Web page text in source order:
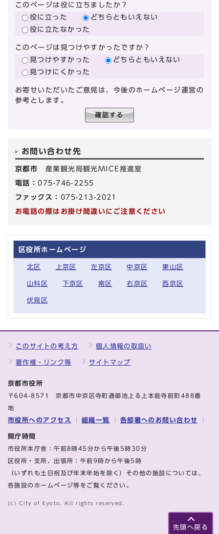
このページは役に立ちましたか？
役に立った
どちらともいえない
役に立たなかった
このページは見つけやすかったですか？
見つけやすかった
どちらともいえない
見つけにくかった
お寄せいただいたご意見は、今後のホームページ運営の
参考とします。
お問い合わせ先
京都市 産業観光局観光MICE推進室
電話：075-746-2255
ファックス： 075-213-2021
お電話の際はお掛け間違いにご注意ください
区役所ホームページ
北区 上京区 左京区 中京区 東山区
山科区 下京区 南区 右京区 西京区
伏見区
先頭へ戻る
このサイトの考え方 個人情報の取扱い
著作権・リンク等 サイトマップ
京都市役所
〒604-8571 京都市中京区寺町通御池上る上本能寺前町488番
地
市役所へのアクセス 組織一覧 各部署へのお問い合わせ
開庁時間
市役所本庁舎：午前8時45分から午後5時30分
区役所・支所、出張所：午前9時から午後5時
（いずれも土日祝及び年末年始を除く）その他の施設については、
各施設のホームページ等をご覧ください。
(c) City of Kyoto. All rights reserved.